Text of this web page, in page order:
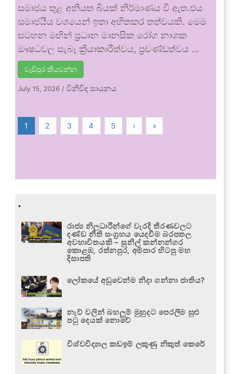
සමාජය තුළ අනියත බියක් නිර්මාණය වී ඇත.එය
සමාජයීය වශයෙන් ඉතා අහිතකර තත්වයකි. මෙම
සටහන මඟින් ප්‍රධාන මානසික රෝග නාශක
ඖෂධවල සැබෑ ක්‍රියාකාරීත්වය, ප්‍රචණ්ඩත්වය …
වැඩිපුර කියවන්න
July 15, 2026 /විනිවිද සායනය
1 2 3 4 5 › »
.
රාජ්‍ය නිලධාරීන්ගේ වැරදි තීරණවලට
දණ්ඩ නීති සංග්‍රහය යෙදවීම බරපතල
අවභාවිතයකි – සුනිල් කන්නන්ගර
කොළඹ, රත්නපුර, අම්පාර හිටපු මහ
දිසාපති
ලෝකයේ අඩුවෙන්ම නිදා ගන්නා ජාතිය?
නැව් වලින් බහලුම් මුහුදට පෙරලීම සුළු
පටු දෙයක් නොවේ
විශ්වවිද්‍යාල කඩඉම් ලකුණු නිකුත් කෙරේ